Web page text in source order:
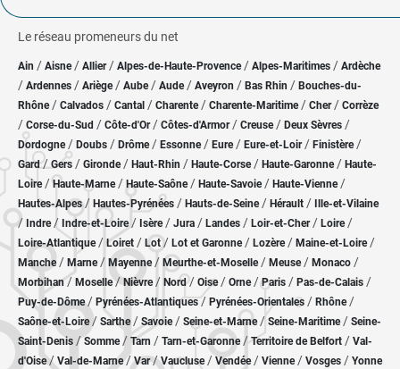
Le réseau promeneurs du net
Ain / Aisne/ Allier/ Alpes-de-Haute-Provence / Alpes-Maritimes / Ardèche
/ Ardennes / Ariège/ Aube/ Aude / Aveyron / Bas Rhin / Bouches-du-
Rhône/ Calvados / Cantal / Charente / Charente-Maritime/ Cher / Corrèze
/ Corse-du-Sud / Côte-d'Or / Côtes-d'Armor/ Creuse/ Deux Sèvres /
Dordogne/ Doubs / Drôme/ Essonne / Eure/ Eure-et-Loir / Finistère/
Gard/Gers / Gironde/ Haut-Rhin / Haute-Corse/ Haute-Garonne/ Haute-
Loire/Haute-Marne/ Haute-Saône/ Haute-Savoie/ Haute-Vienne/
Hautes-Alpes/ Hautes-Pyrénées / Hauts-de-Seine/ Hérault / Ille-et-Vilaine
/ Indre/ Indre-et-Loire/ Isère/ Jura / Landes / Loir-et-Cher/ Loire/
Loire-Atlantique/ Loiret / Lot/ Lot et Garonne/ Lozère / Maine-et-Loire/
Manche/ Marne/ Mayenne/ Meurthe-et-Moselle/ Meuse/ Monaco /
Morbihan/ Moselle/ Nièvre / Nord/ Oise / Orne/Paris / Pas-de-Calais /
Puy-de-Dôme/ Pyrénées-Atlantiques / Pyrénées-Orientales / Rhône/
Saône-et-Loire/ Sarthe/ Savoie/ Seine-et-Marne/ Seine-Maritime/ Seine-
Saint-Denis /Somme/ Tarn / Tarn-et-Garonne/Territoire de Belfort / Val-
d'Oise/ Val-de-Marne/Var/Vaucluse/ Vendée/ Vienne/ Vosges / Yonne